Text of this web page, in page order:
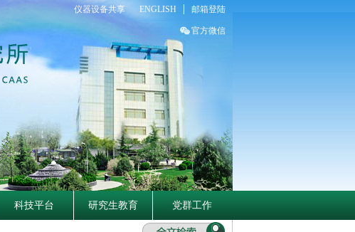
仪器设备共享 ENGLISH 邮箱登陆
官方微信
科技平台 研究生教育 党群工作